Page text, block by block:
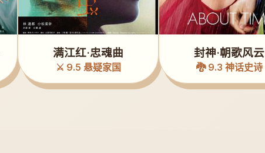
满江红·忠魂曲
⚔️ 9.5 悬疑家国
封神·朝歌风云
🐉 9.3 神话史诗